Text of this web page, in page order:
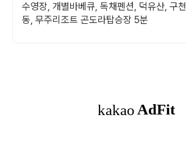
수영장, 개별바베큐, 독채펜션, 덕유산, 구천
동, 무주리조트 곤도라탑승장 5분